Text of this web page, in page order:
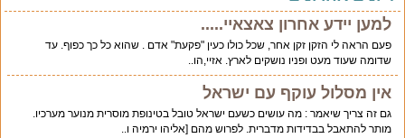
למען יידע אחרון צאצאיי.....
פעם הראה לי הזקן זקן אחר, שכל כולו כעין "פקעת" אדם . שהוא כל כך כפוף. עד
שדומה שעוד מעט ופניו נושקים לארץ. אזיי,הו..
אין מסלול עוקף עם ישראל
גם זה צריך שיאמר : מה עושים כשעם ישראל טובל בטינופת מוסרית מנוער מערכיו.
מותר להתאבל בבדידות מדברית. לפרוש מהם [אליהו ירמיה ו..